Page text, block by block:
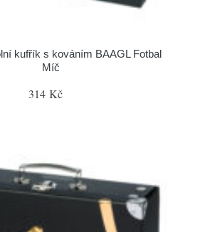
kufřík s kováním BAAGL Fotbal
Míč
314 Kč